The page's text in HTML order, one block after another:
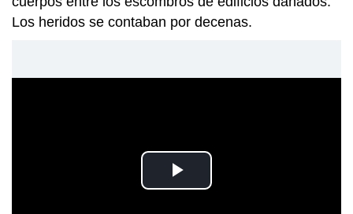
Los heridos se contaban por decenas.